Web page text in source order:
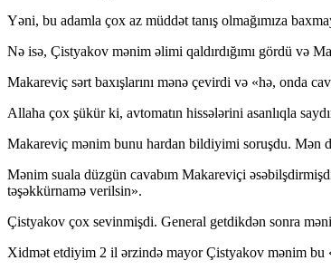
Yəni, bu adamla çox az müddət tanış olmağımıza
Nə isə, Çistyakov mənim əlimi qaldırdığımı gördü və
Makareviç sərt baxışlarını mənə çevirdi və «hə, onda
Allaha çox şükür ki, avtomatın hissələrini asanlıqla
Makareviç mənim bunu hardan bildiyimi soruşdu. Mən
Mənim suala düzgün cavabım Makareviçi
təşəkkürnamə verilsin».
Çistyakov çox sevinmişdi. General getdikdən sonra
Xidmət etdiyim 2 il ərzində mayor Çistyakov mənim bu